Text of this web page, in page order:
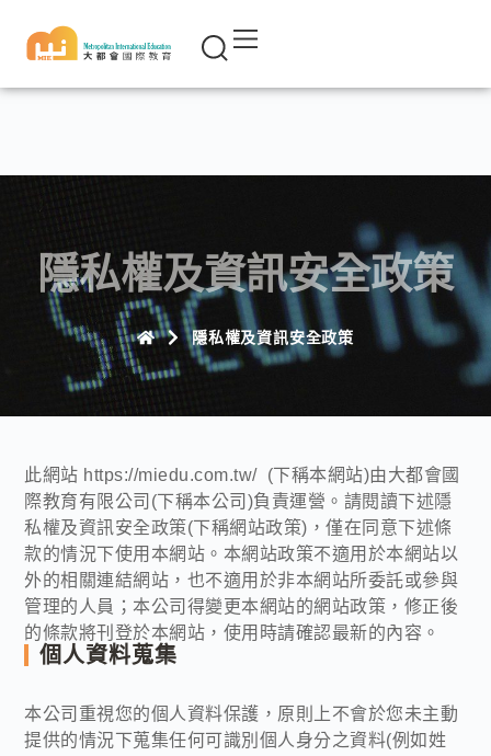
隱私權及資訊安全政策
隱私權及資訊安全政策
此網站 https://miedu.com.tw/ (下稱本網站)由大都會國
際教育有限公司(下稱本公司)負責運營。請閱讀下述隱
私權及資訊安全政策(下稱網站政策)，僅在同意下述條
款的情況下使用本網站。本網站政策不適用於本網站以
外的相關連結網站，也不適用於非本網站所委託或參與
管理的人員；本公司得變更本網站的網站政策，修正後
的條款將刊登於本網站，使用時請確認最新的內容。
個人資料蒐集
本公司重視您的個人資料保護，原則上不會於您未主動
提供的情況下蒐集任何可識別個人身分之資料(例如姓